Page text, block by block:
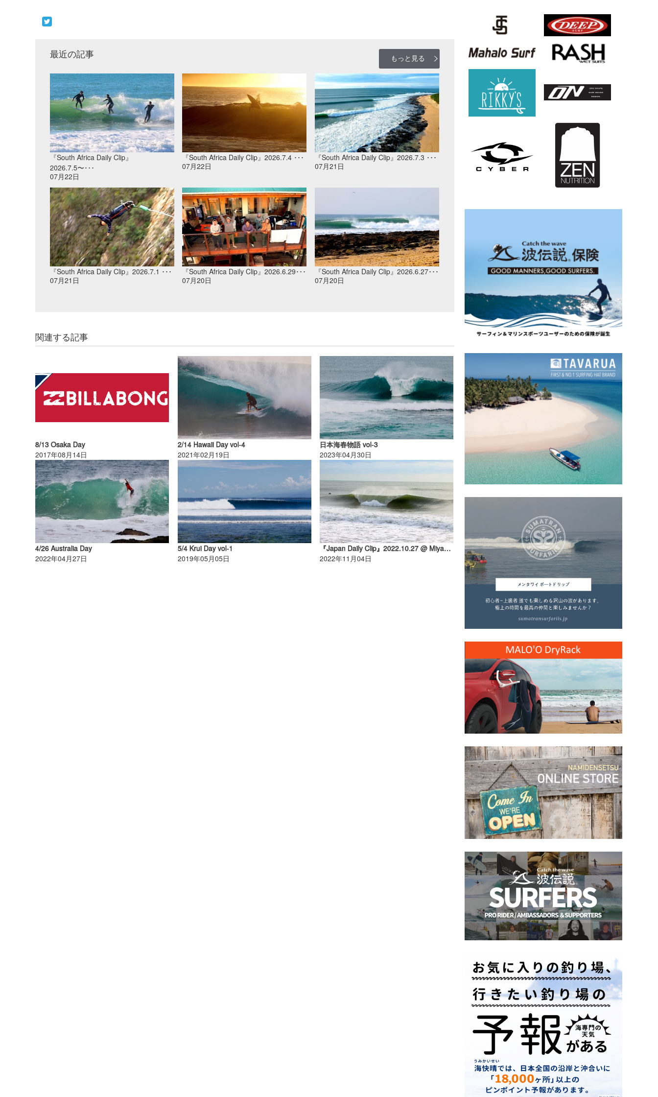
最近の記事 もっと見る
『South Africa Daily Clip』
2026.7.5〜･･･
07月22日
『South Africa Daily Clip』2026.7.4 ･･･
07月22日
『South Africa Daily Clip』2026.7.3 ･･･
07月21日
『South Africa Daily Clip』2026.7.1 ･･･
07月21日
『South Africa Daily Clip』2026.6.29･･･
07月20日
『South Africa Daily Clip』2026.6.27･･･
07月20日
関連する記事
8/13 Osaka Day
2017年08月14日
2/14 Hawaii Day vol-4
2021年02月19日
日本海春物語 vol-3
2023年04月30日
4/26 Australia Day
2022年04月27日
5/4 Krui Day vol-1
2019年05月05日
『Japan Daily Clip』2022.10.27 @ Miyazaki / vol.2
2022年11月04日